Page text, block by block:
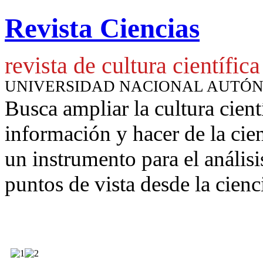
Revista Ciencias
revista de cultura científica
UNIVERSIDAD NACIONAL
Busca ampliar la cultura
información y hacer de la
un instrumento para el
puntos de vista desde la